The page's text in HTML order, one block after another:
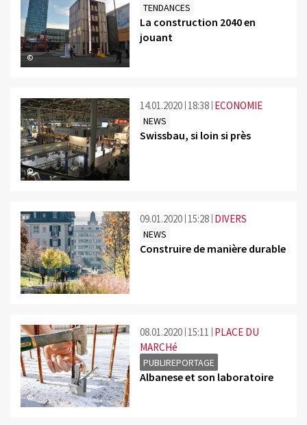
©
TENDANCES
La construction 2040 en
jouant
©
14.01.2020 18:38 ECONOMIE
NEWS
Swissbau, si loin si près
©
09.01.2020 15:28 DIVERS
NEWS
Construire de manière durable
©
08.01.2020 15:11
PLACE DU
MARCHé
PUBLIREPORTAGE
Albanese et son laboratoire